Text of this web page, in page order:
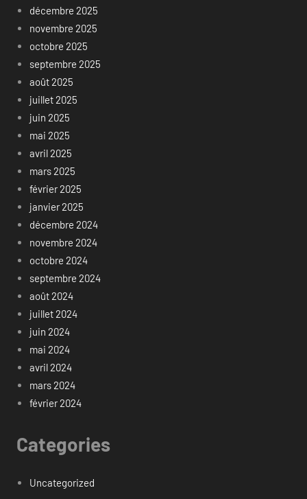
décembre 2025
novembre 2025
octobre 2025
septembre 2025
août 2025
juillet 2025
juin 2025
mai 2025
avril 2025
mars 2025
février 2025
janvier 2025
décembre 2024
novembre 2024
octobre 2024
septembre 2024
août 2024
juillet 2024
juin 2024
mai 2024
avril 2024
mars 2024
février 2024
Categories
Uncategorized